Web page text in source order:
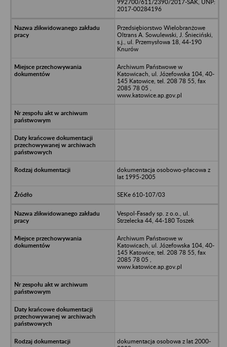
992700/611/2390/2017-SAK, UNP:
2017-00284196
Przedsiębiorstwo Wielobranżowe
Oltrans A. Sowulewski, J. Śnieciński,
s.j., ul. Przemysłowa 18, 44-190
Knurów
Archiwum Państwowe w
Katowicach, ul. Józefowska 104, 40-
145 Katowice, tel. 208 78 55, fax
2085 78 05 ,
www.katowice.ap.gov.pl
dokumentacja osobowo-płacowa z
lat 1995-2005
SEKe 610-107/03
Vespol-Fasady sp. z o.o., ul.
Strzelecka 44, 44-180 Toszek
Archiwum Państwowe w
Katowicach, ul. Józefowska 104, 40-
145 Katowice, tel. 208 78 55, fax
2085 78 05 ,
www.katowice.ap.gov.pl
dokumentacja osobowa z lat 2000-